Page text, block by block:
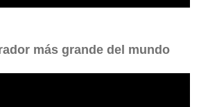
más grande del mundo